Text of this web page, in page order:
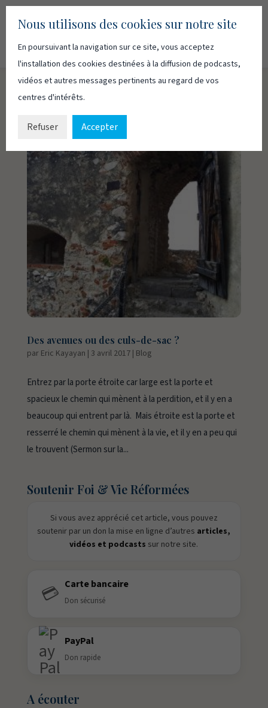
Des avenues ou des culs-de-sac ?
par Eric Kayayan | 3 avril 2017| Blog
Entrez par la porte étroite car large est la porte et
spacieux le chemin qui mènent à la perdition, et il y en a
beaucoup qui entrent par là. Mais étroite est la porte et
resserré le chemin qui mènent à la vie, et il y en a peu qui
le trouvent (Sermon sur la...
Soutenir Foi & Vie Réformées
Si vous avez apprécié cet article, vous pouvez
soutenir par un don la mise en ligne d’autres articles,
vidéos et podcasts sur notre site.
💳 Carte bancaire
Don sécurisé
PayPal
Don rapide
A écouter
Nous utilisons des cookies sur notre site
En poursuivant la navigation sur ce site, vous acceptez
l'installation des cookies destinées à la diffusion de podcasts,
vidéos et autres messages pertinents au regard de vos
centres d'intérêts.
Refuser Accepter